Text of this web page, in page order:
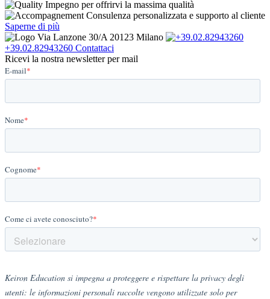
Impegno per offrirvi la massima qualità
Consulenza personalizzata e supporto al cliente
Saperne di più
Via Lanzone 30/A 20123 Milano
+39.02.82943260 Contattaci
Ricevi la nostra newsletter per mail